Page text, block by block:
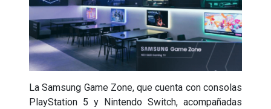
La Samsung Game Zone, que cuenta con consolas
PlayStation 5 y Nintendo Switch, acompañadas